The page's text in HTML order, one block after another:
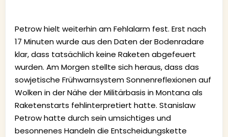
Petrow hielt weiterhin am Fehlalarm fest. Erst nach
17 Minuten wurde aus den Daten der Bodenradare
klar, dass tatsächlich keine Raketen abgefeuert
wurden. Am Morgen stellte sich heraus, dass das
sowjetische Frühwarnsystem Sonnenreflexionen auf
Wolken in der Nähe der Militärbasis in Montana als
Raketenstarts fehlinterpretiert hatte. Stanislaw
Petrow hatte durch sein umsichtiges und
besonnenes Handeln die Entscheidungskette